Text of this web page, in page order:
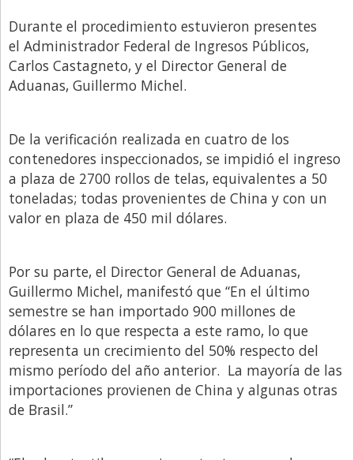
Real Estate y Propiedades
Responsabilidad Social
Salidas
Show Business
Sociedad
Tecnología
Tendencias
Durante el procedimiento estuvieron presentes
el Administrador Federal de Ingresos Públicos,
Carlos Castagneto, y el Director General de
Aduanas, Guillermo Michel.
De la verificación realizada en cuatro de los
contenedores inspeccionados, se impidió el ingreso
a plaza de 2700 rollos de telas, equivalentes a 50
toneladas; todas provenientes de China y con un
valor en plaza de 450 mil dólares.
Por su parte, el Director General de Aduanas,
Guillermo Michel, manifestó que “En el último
semestre se han importado 900 millones de
dólares en lo que respecta a este ramo, lo que
representa un crecimiento del 50% respecto del
mismo período del año anterior. La mayoría de las
importaciones provienen de China y algunas otras
de Brasil.”